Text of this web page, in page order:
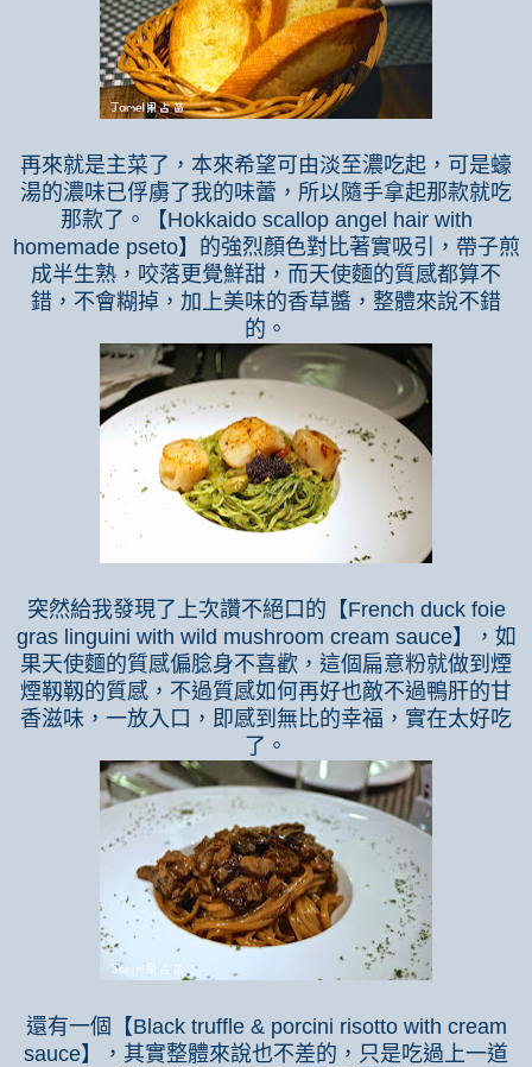
再來就是主菜了，本來希望可由淡至濃吃起，可是蠔
湯的濃味已俘虜了我的味蕾，所以隨手拿起那款就吃
那款了。【Hokkaido scallop angel hair with
homemade pseto】的強烈顏色對比著實吸引，帶子煎
成半生熟，咬落更覺鮮甜，而天使麵的質感都算不
錯，不會糊掉，加上美味的香草醬，整體來說不錯
的。
突然給我發現了上次讚不絕口的【French duck foie
gras linguini with wild mushroom cream sauce】，如
果天使麵的質感偏腍身不喜歡，這個扁意粉就做到煙
煙靱靱的質感，不過質感如何再好也敵不過鴨肝的甘
香滋味，一放入口，即感到無比的幸福，實在太好吃
了。
還有一個【Black truffle & porcini risotto with cream
sauce】，其實整體來說也不差的，只是吃過上一道